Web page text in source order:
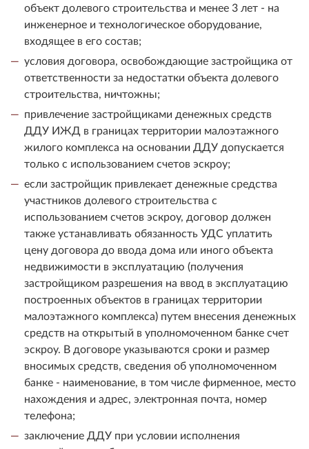
объект долевого строительства и менее 3 лет - на
инженерное и технологическое оборудование,
входящее в его состав;
условия договора, освобождающие застройщика от
ответственности за недостатки объекта долевого
строительства, ничтожны;
привлечение застройщиками денежных средств
ДДУ ИЖД в границах территории малоэтажного
жилого комплекса на основании ДДУ допускается
только с использованием счетов эскроу;
если застройщик привлекает денежные средства
участников долевого строительства с
использованием счетов эскроу, договор должен
также устанавливать обязанность УДС уплатить
цену договора до ввода дома или иного объекта
недвижимости в эксплуатацию (получения
застройщиком разрешения на ввод в эксплуатацию
построенных объектов в границах территории
малоэтажного комплекса) путем внесения денежных
средств на открытый в уполномоченном банке счет
эскроу. В договоре указываются сроки и размер
вносимых средств, сведения об уполномоченном
банке - наименование, в том числе фирменное, место
нахождения и адрес, электронная почта, номер
телефона;
заключение ДДУ при условии исполнения